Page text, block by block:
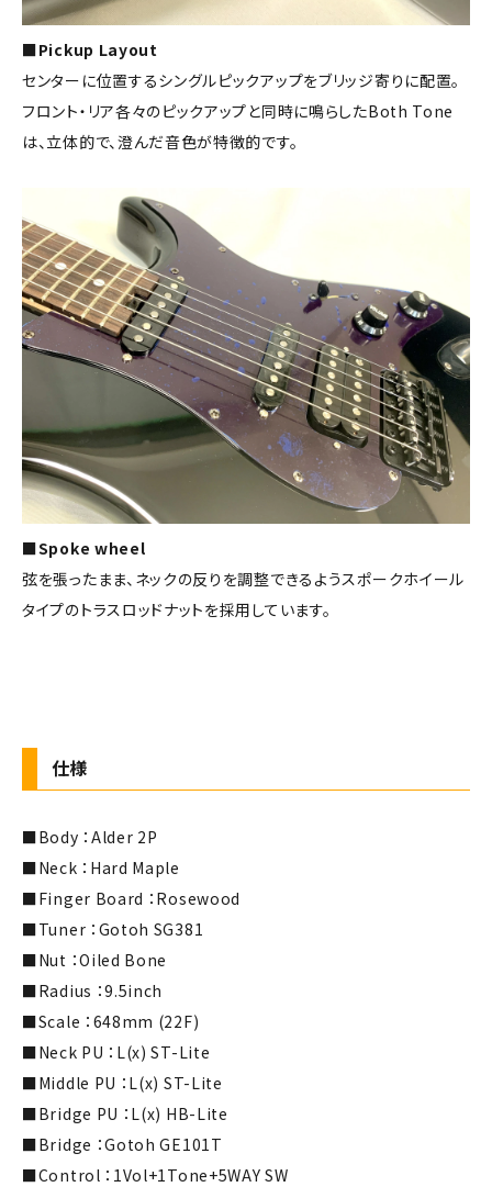
■Pickup Layout
センターに位置するシングルピックアップをブリッジ寄りに配置。
フロント・リア各々のピックアップと同時に鳴らしたBoth Tone
は、立体的で、澄んだ音色が特徴的です。
■Spoke wheel
弦を張ったまま、ネックの反りを調整できるようスポークホイール
タイプのトラスロッドナットを採用しています。
仕様
■Body ：Alder 2P
■Neck ：Hard Maple
■Finger Board ：Rosewood
■Tuner ：Gotoh SG381
■Nut ：Oiled Bone
■Radius ：9.5inch
■Scale ：648mm (22F)
■Neck PU ：L(x) ST-Lite
■Middle PU ：L(x) ST-Lite
■Bridge PU ：L(x) HB-Lite
■Bridge ：Gotoh GE101T
■Control ：1Vol+1Tone+5WAY SW